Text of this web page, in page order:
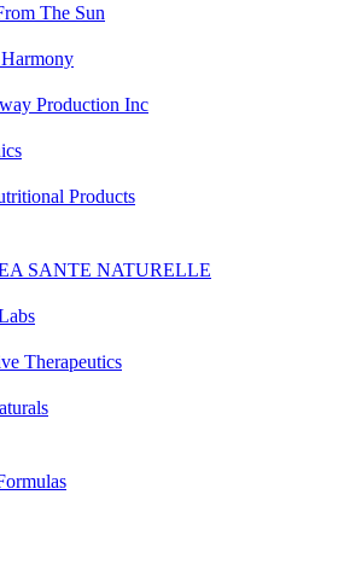
The Sun
Production Inc
Products
SANTE NATURELLE
Therapeutics